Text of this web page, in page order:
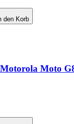
den Korb
Moto